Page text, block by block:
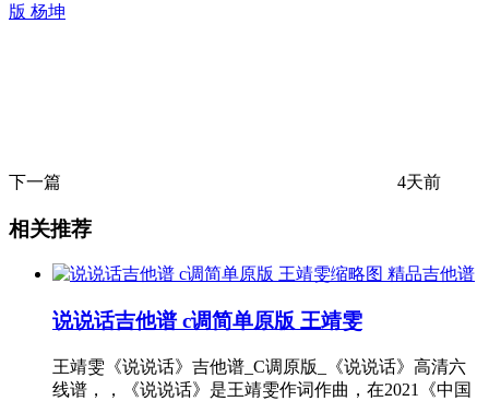
版 杨坤
下一篇 4天前
相关推荐
精品吉他谱
说说话吉他谱 c调简单原版 王靖雯
王靖雯《说说话》吉他谱_C调原版_《说说话》高清六
线谱，，《说说话》是王靖雯作词作曲，在2021《中国